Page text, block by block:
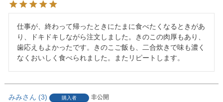
仕事が、終わって帰ったときにたまに食べたくなるときがあ
り、ドキドキしながら注文しました。きのこの肉厚もあり、
歯応えもよかったです。きのこご飯も、二合炊きで味も濃く
なくおいしく食べられました。またリピートします。
みみ 3 購入者
非公開